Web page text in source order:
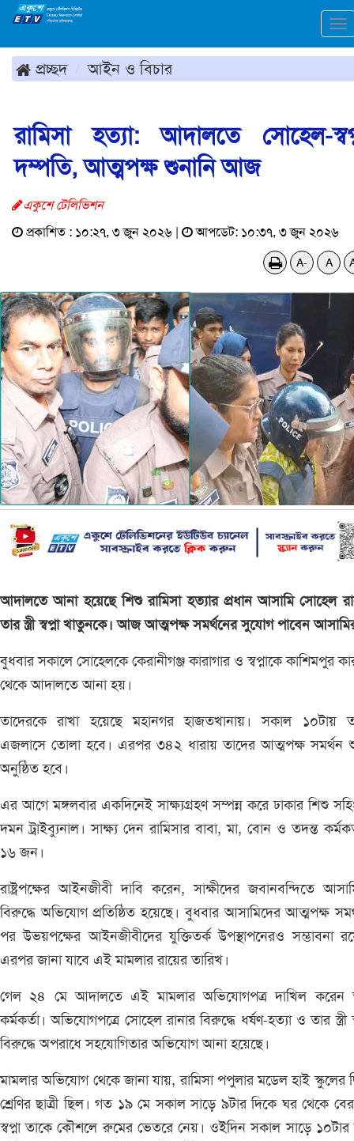
প্রচ্ছদ আইন ও বিচার
রামিসা হত্যা: আদালতে সোহেল-
দম্পতি, আত্মপক্ষ শুনানি আজ
একুশে টেলিভিশন
প্রকাশিত : ১০:২৭, ৩ জুন ২০২৬ |
আপডেট: ১০:৩৭, ৩ জুন ২০২৬
A- A
আদালতে আনা হয়েছে শিশু রামিসা হত্যার প্রধান আসামি সোহেল
তার স্ত্রী স্বপ্না খাতুনকে। আজ আত্মপক্ষ সমর্থনের সুযোগ পাবেন
বুধবার সকালে সোহেলকে কেরানীগঞ্জ কারাগার ও স্বপ্নাকে কাশিমপুর
থেকে আদালতে আনা হয়।
তাদেরকে রাখা হয়েছে মহানগর হাজতখানায়। সকাল ১০টায়
এজলাসে তোলা হবে। এরপর ৩৪২ ধারায় তাদের আত্মপক্ষ সমর্থন
অনুষ্ঠিত হবে।
এর আগে মঙ্গলবার একদিনেই সাক্ষ্যগ্রহণ সম্পন্ন করে ঢাকার শিশু
দমন ট্রাইব্যুনাল। সাক্ষ্য দেন রামিসার বাবা, মা, বোন ও তদন্ত
১৬ জন।
রাষ্ট্রপক্ষের আইনজীবী দাবি করেন, সাক্ষীদের জবানবন্দিতে
বিরুদ্ধে অভিযোগ প্রতিষ্ঠিত হয়েছে। বুধবার আসামিদের আত্মপক্ষ
পর উভয়পক্ষের আইনজীবীদের যুক্তিতর্ক উপস্থাপনেরও সম্ভাবনা
এরপর জানা যাবে এই মামলার রায়ের তারিখ।
গেল ২৪ মে আদালতে এই মামলার অভিযোগপত্র দাখিল করেন
কর্মকর্তা। অভিযোগপত্রে সোহেল রানার বিরুদ্ধে ধর্ষণ-হত্যা ও তার স্ত্রী
বিরুদ্ধে অপরাধে সহযোগিতার অভিযোগ আনা হয়েছে।
মামলার অভিযোগ থেকে জানা যায়, রামিসা পপুলার মডেল হাই স্কুলের
শ্রেণির ছাত্রী ছিল। গত ১৯ মে সকাল সাড়ে ৯টার দিকে ঘর থেকে
স্বপ্না তাকে কৌশলে রুমের ভেতরে নেয়। ওইদিন সকাল সাড়ে ১০টার